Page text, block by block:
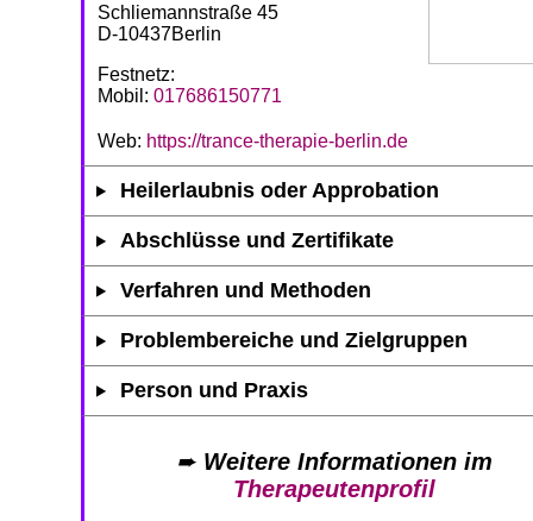
Schliemannstraße 45
D-10437Berlin
Festnetz:
Mobil: 017686150771
Web: https://trance-therapie-berlin.de
Heilerlaubnis oder Approbation
Abschlüsse und Zertifikate
Verfahren und Methoden
Problembereiche und Zielgruppen
Person und Praxis
➨ Weitere Informationen im
Therapeutenprofil